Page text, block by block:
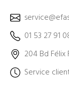
01 53 27 91
204 Bd Félix
Service